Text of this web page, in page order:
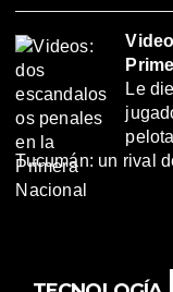
Le
Tucumán: un rival